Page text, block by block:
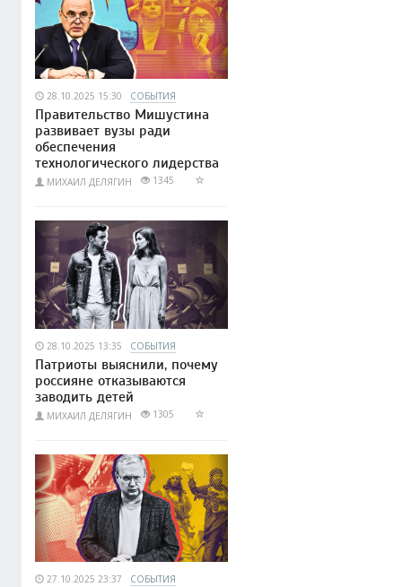
28.10.2025 15:30 СОБЫТИЯ
Правительство Мишустина
развивает вузы ради
обеспечения
технологического лидерства
МИХАИЛ ДЕЛЯГИН 1345
28.10.2025 13:35 СОБЫТИЯ
Патриоты выяснили, почему
россияне отказываются
заводить детей
МИХАИЛ ДЕЛЯГИН 1305
27.10.2025 23:37 СОБЫТИЯ